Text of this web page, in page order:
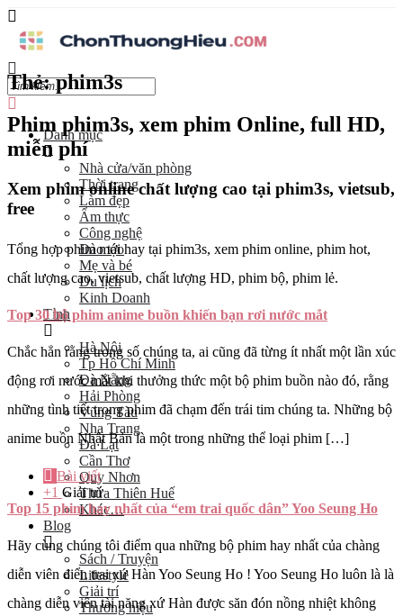
Danh mục
Nhà cửa/văn phòng
Thời trang
Làm đẹp
Ẩm thực
Công nghệ
Đào tạo
Mẹ và bé
Du lịch
Kinh Doanh
Tỉnh
Hà Nội
Tp Hồ Chí Minh
Đà Nẵng
Hải Phòng
Vũng Tàu
Nha Trang
Đà Lạt
Cần Thơ
Quy Nhơn
Thừa Thiên Huế
Khác…
Blog
Sách / Truyện
Lifestyle
Giải trí
Thương hiệu
Thẻ:phim3s
Phim phim3s, xem phim Online, full HD,
miễn phí
Xem phim online chất lượng cao tại phim3s, vietsub,
free
Tổng hợp phim mới hay tại phim3s, xem phim online, phim hot,
chất lượng cao, vietsub, chất lượng HD, phim bộ, phim lẻ.
Top 30 bộ phim anime buồn khiến bạn rơi nước mắt
Chắc hẳn rằng trong số chúng ta, ai cũng đã từng ít nhất một lần xúc
động rơi nước mắt khi thưởng thức một bộ phim buồn nào đó, rằng
những tình tiết trong phim đã chạm đến trái tim chúng ta. Những bộ
anime buồn Nhật Bản là một trong những thể loại phim […]
Bài viết
+1 Giải trí
Top 15 phim hay nhất của “em trai quốc dân” Yoo Seung Ho
Hãy cùng chúng tôi điểm qua những bộ phim hay nhất của chàng
diễn viên điển trai xứ Hàn Yoo Seung Ho ! Yoo Seung Ho luôn là là
chàng diễn viên tài năng xứ Hàn được săn đón nồng nhiệt không